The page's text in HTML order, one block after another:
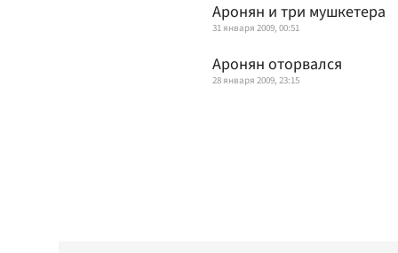
Аронян и три мушкетера
31 января 2009, 00:51
Аронян оторвался
28 января 2009, 23:15